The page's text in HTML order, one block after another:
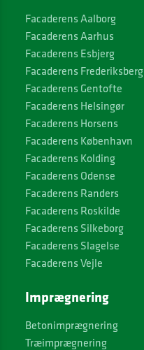
Facaderens Aalborg
Facaderens Aarhus
Facaderens Esbjerg
Facaderens Frederiksberg
Facaderens Gentofte
Facaderens Helsingør
Facaderens Horsens
Facaderens København
Facaderens Kolding
Facaderens Odense
Facaderens Randers
Facaderens Roskilde
Facaderens Silkeborg
Facaderens Slagelse
Facaderens Vejle
Imprægnering
Betonimprægnering
Træimprægnering